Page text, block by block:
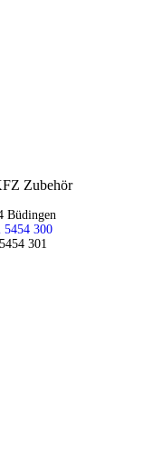
Zubehör
Büdingen
5454 300
301